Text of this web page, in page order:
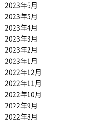
2023年6月
2023年5月
2023年4月
2023年3月
2023年2月
2023年1月
2022年12月
2022年11月
2022年10月
2022年9月
2022年8月